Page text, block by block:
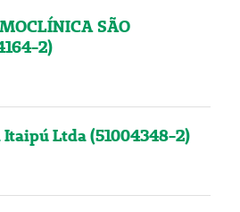
SÃO
2)
Ltda (51004348-2)